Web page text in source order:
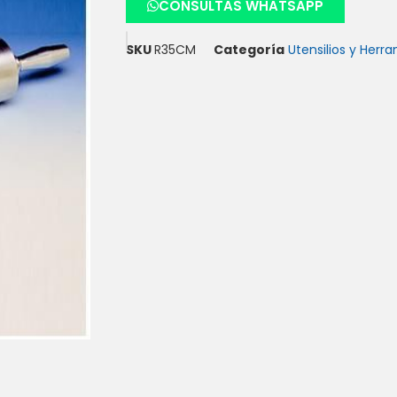
CONSULTAS WHATSAPP
SKUR35CM Categoría Utensilios y